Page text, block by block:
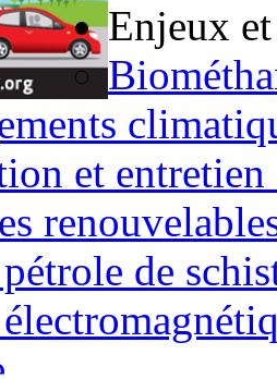
Enjeux
et entretien
de